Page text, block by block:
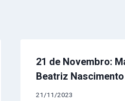
21 de Novembro:
Beatriz Nascimento
21/11/2023